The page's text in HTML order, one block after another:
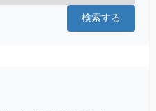
検索する